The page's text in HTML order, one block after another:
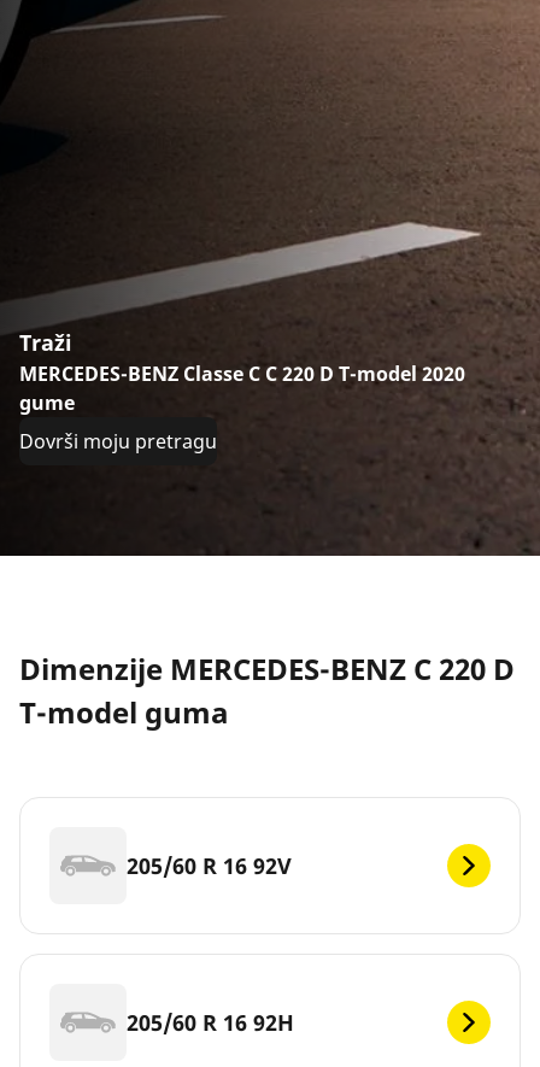
Traži
MERCEDES-BENZ Classe C C 220 D T-model 2020
gume
Dovrši moju pretragu
Dimenzije MERCEDES-BENZ C 220 D
T-model guma
205/60 R 16 92V
205/60 R 16 92H